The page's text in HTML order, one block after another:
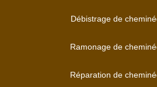
Débistrage de
Ramonage de
Réparation de